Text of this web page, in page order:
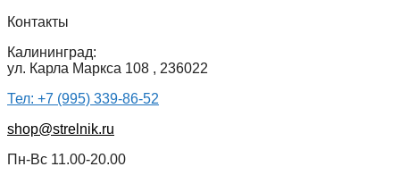
Контакты
Калининград:
ул. Карла Маркса 108 , 236022
Тел: +7 (995) 339-86-52
shop@strelnik.ru
Пн-Вс 11.00-20.00